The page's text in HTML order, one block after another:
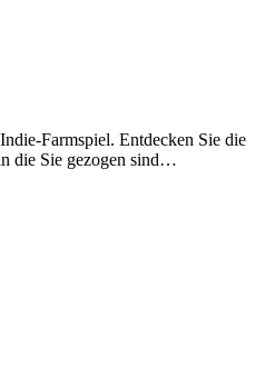
Farmspiel. Entdecken Sie die
die Sie gezogen sind…